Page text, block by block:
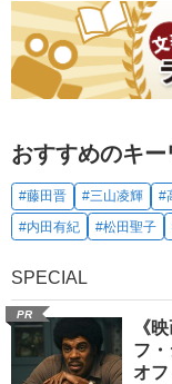
おすすめのキ
#藤田晋 #三山凌輝 #
#内田有紀
#松田聖子
SPECIAL
PR
《
フ
オ